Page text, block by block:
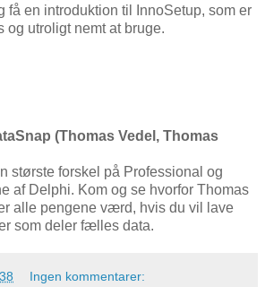
få en introduktion til InnoSetup, som er
og utroligt nemt at bruge.
(Thomas Vedel, Thomas
største forskel på Professional og
af Delphi. Kom og se hvorfor Thomas
alle pengene værd, hvis du vil lave
som deler fælles data.
Ingen kommentarer: